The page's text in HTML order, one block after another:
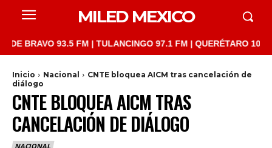
MILED MEXICO
93.5 FM | TULANCINGO 97.1 FM | QUERÉTARO 103.1
Inicio Nacional
CNTE bloquea AICM tras cancelación de
diálogo
CNTE BLOQUEA AICM TRAS
CANCELACIÓN DE DIÁLOGO
NACIONAL